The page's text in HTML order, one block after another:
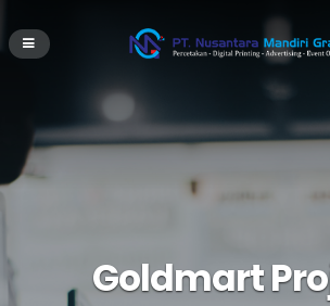
Goldmart